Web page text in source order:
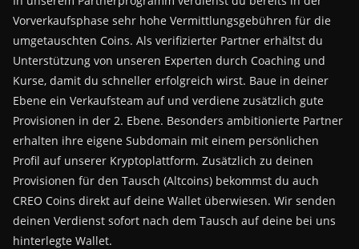
Vorverkaufsphase sehr hohe Vermittlungsgebühren für die
umgetauschten Coins. Als verifizierter Partner erhältst du
Unterstützung von unseren Experten durch Coaching und
Kurse, damit du schneller erfolgreich wirst. Baue in deiner
Ebene ein Verkaufsteam auf und verdiene zusätzlich gute
Provisionen in der 2. Ebene. Besonders ambitionierte Partner
erhalten ihre eigene Subdomain mit einem persönlichen
Profil auf unserer Kryptoplattform. Zusätzlich zu deinen
Provisionen für den Tausch (Altcoins) bekommst du auch
CREO Coins direkt auf deine Wallet überwiesen. Wir senden
deinen Verdienst sofort nach dem Tausch auf deine bei uns
hinterlegte Wallet.